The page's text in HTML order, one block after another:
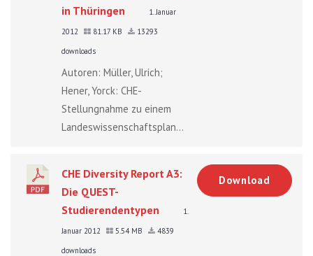
in Thüringen
1. Januar
2012
81.17 KB
13293
downloads
Autoren: Müller, Ulrich;
Hener, Yorck: CHE-
Stellungnahme zu einem
Landeswissenschaftsplan...
CHE Diversity Report A3:
Die QUEST-
Studierendentypen
1.
Januar 2012
5.54 MB
4839
downloads
Download